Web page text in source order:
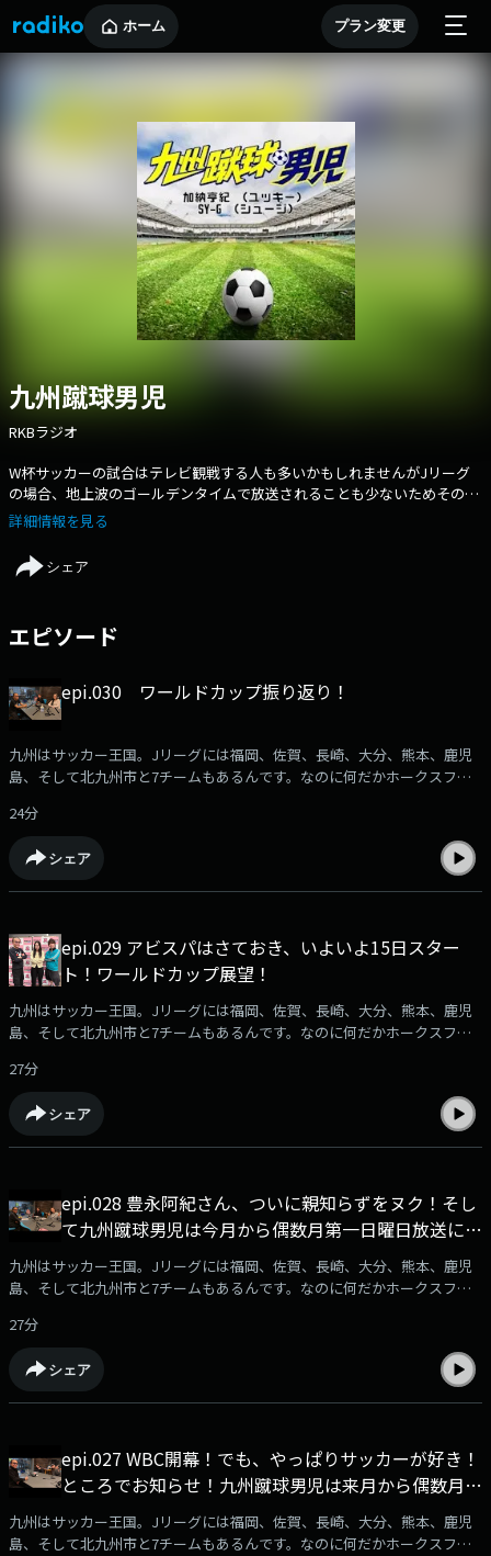
ホーム プラン変更
九州蹴球男児
RKBラジオ
W杯サッカーの試合はテレビ観戦する人も多いかもしれませんがJリーグ
の場合、地上波のゴールデンタイムで放送されることも少ないためその魅
力を知る人はサッカー経験者などに限られるかもしれません。しかし九州
はサッカー王国。Jリーグには福岡、佐賀、長崎、大分、熊本、鹿児島、
そして北九州市と7チームもあるんです。なのに何だかホークスファンに
押され気味に感じるのは私だけ？サッカー大好きな人も、全く知らない人
グ曲：HERO／井本うた番組ホームページhttps://rkb.jp/radio/ksd/メール
詳細情報を見る
シェア
エピソード
epi.030 ワールドカップ振り返り！
九州はサッカー王国。Jリーグには福岡、佐賀、長崎、大分、熊本、鹿児
島、そして北九州市と7チームもあるんです。なのに何だかホークスファ
い人もサッカーが好きになる！？ そんな番組です。サッカーファン集ま
れ！番組へのメール募集中⁠⁠⁠⁠⁠⁠⁠⁠⁠⁠⁠ksd@rkbr.jp⁠⁠⁠⁠⁠⁠⁠⁠⁠⁠⁠出演：加納亨紀（ユッキー）SY-
G（シュージ）豊永阿紀（アッキーアビスパアンバサダー HKT48)
24分
シェア
epi.029 アビスパはさておき、いよいよ15日スター
ト！ワールドカップ展望！
九州はサッカー王国。Jリーグには福岡、佐賀、長崎、大分、熊本、鹿児
島、そして北九州市と7チームもあるんです。なのに何だかホークスファ
い人もサッカーが好きになる！？ そんな番組です。サッカーファン集ま
れ！番組へのメール募集中⁠⁠⁠⁠⁠⁠⁠⁠⁠⁠ksd@rkbr.jp⁠⁠⁠⁠⁠⁠⁠⁠⁠⁠出演：加納亨紀（ユッキー）SY-
G（シュージ）豊永阿紀（アッキーアビスパアンバサダー HKT48)
27分
シェア
epi.028 豊永阿紀さん、ついに親知らずをヌク！そし
て九州蹴球男児は今月から偶数月第一日曜日放送にな
りました。
九州はサッカー王国。Jリーグには福岡、佐賀、長崎、大分、熊本、鹿児
島、そして北九州市と7チームもあるんです。なのに何だかホークスファ
い人もサッカーが好きになる！？ そんな番組です。サッカーファン集ま
れ！番組へのメール募集中⁠⁠⁠⁠⁠⁠⁠⁠⁠ksd@rkbr.jp⁠⁠⁠⁠⁠⁠⁠⁠⁠出演：加納亨紀（ユッキー）SY-
G（シュージ）豊永阿紀（アッキーアビスパアンバサダー HKT48)
27分
シェア
epi.027 WBC開幕！でも、やっぱりサッカーが好き！
ところでお知らせ！九州蹴球男児は来月から偶数月第
一日曜日放送になります。
九州はサッカー王国。Jリーグには福岡、佐賀、長崎、大分、熊本、鹿児
島、そして北九州市と7チームもあるんです。なのに何だかホークスファ